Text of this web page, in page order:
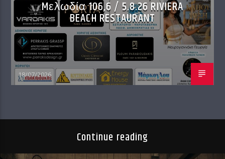
Mελωδία 106,6 / 5.8.26 RIVIERA
BEACH RESTAURANT
18/07/2026
Continue reading